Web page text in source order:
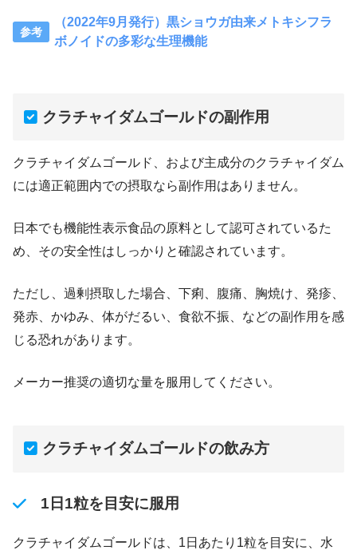
（2022年9月発行）黒ショウガ由来メトキシフラ
ボノイドの多彩な生理機能
クラチャイダムゴールドの副作用
クラチャイダムゴールド、および主成分のクラチャイダム
には適正範囲内での摂取なら副作用はありません。
日本でも機能性表示食品の原料として認可されているた
め、その安全性はしっかりと確認されています。
ただし、過剰摂取した場合、下痢、腹痛、胸焼け、発疹、
発赤、かゆみ、体がだるい、食欲不振、などの副作用を感
じる恐れがあります。
メーカー推奨の適切な量を服用してください。
クラチャイダムゴールドの飲み方
1日1粒を目安に服用
クラチャイダムゴールドは、1日あたり1粒を目安に、水